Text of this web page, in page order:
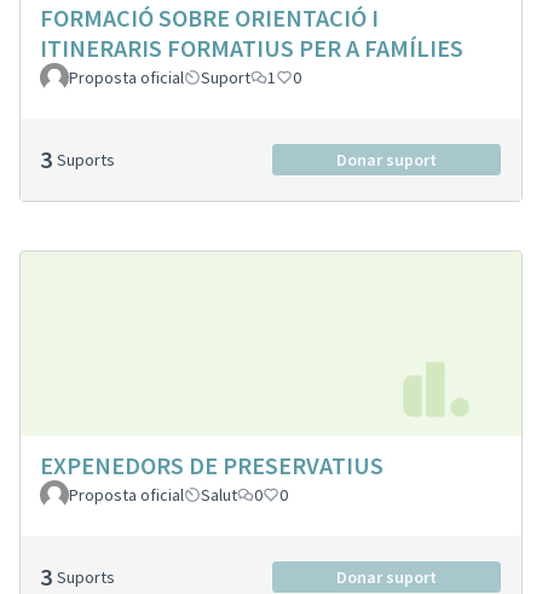
FORMACIÓ SOBRE ORIENTACIÓ I
ITINERARIS FORMATIUS PER A FAMÍLIES
Proposta oficial Suport 1 0
3 Suports Donar suport
EXPENEDORS DE PRESERVATIUS
Proposta oficial Salut 0 0
3 Suports Donar suport